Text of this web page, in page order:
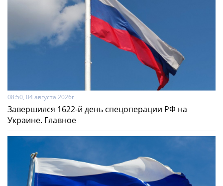
08:50, 04 августа 2026г
Завершился 1622-й день спецоперации РФ на
Украине. Главное